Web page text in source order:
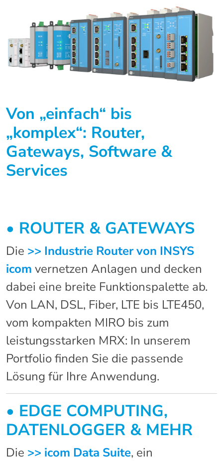
Von „einfach“ bis
„komplex“: Router,
Gateways, Software &
Services
• ROUTER & GATEWAYS
Die >> Industrie Router von INSYS
icom vernetzen Anlagen und decken
dabei eine breite Funktionspalette ab.
Von LAN, DSL, Fiber, LTE bis LTE450,
vom kompakten MIRO bis zum
leistungsstarken MRX: In unserem
Portfolio finden Sie die passende
Lösung für Ihre Anwendung.
• EDGE COMPUTING,
DATENLOGGER & MEHR
Die >> icom Data Suite, ein